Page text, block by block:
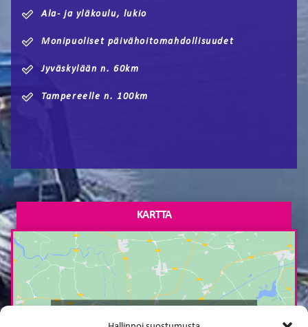
Ala- ja yläkoulu, lukio
Monipuoliset päivähoitomahdollisuudet
Jyväskylään n. 60km
Tampereelle n. 100km
KARTTA